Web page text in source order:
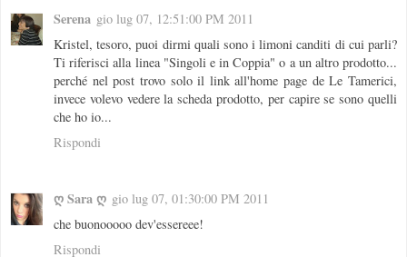
Serena gio lug 07, 12:51:00 PM 2011
Kristel, tesoro, puoi dirmi quali sono i limoni canditi di cui parli?
Ti riferisci alla linea "Singoli e in Coppia" o a un altro prodotto...
perché nel post trovo solo il link all'home page de Le Tamerici,
invece volevo vedere la scheda prodotto, per capire se sono quelli
che ho io...
Rispondi
ღ Sara ღ gio lug 07, 01:30:00 PM 2011
che buonooooo dev'essereee!
Rispondi